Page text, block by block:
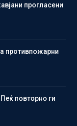
прогласени
противпожарни
повторно ги